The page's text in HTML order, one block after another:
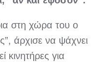
στη χώρα του ο
άρχισε να ψάχνει
για